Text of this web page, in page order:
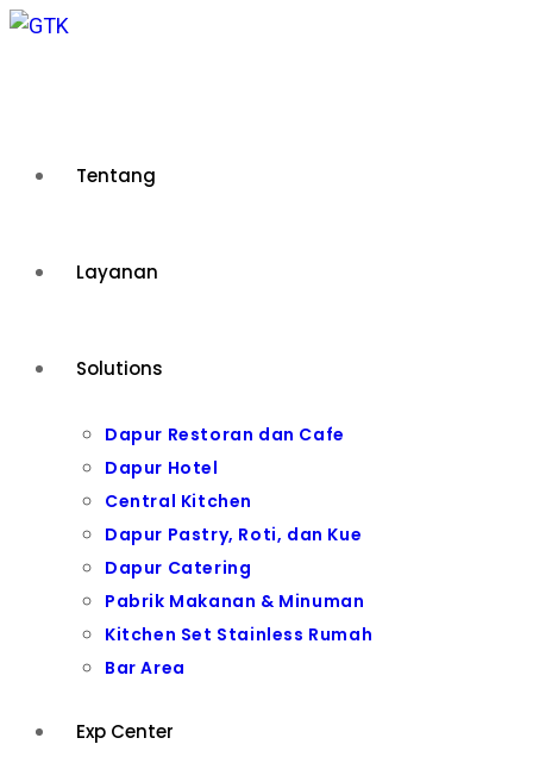
Skip
Tentang
Layanan
Solutions
Dapur Restoran dan Cafe
Dapur Hotel
Central Kitchen
Dapur Pastry, Roti, dan Kue
Dapur Catering
Pabrik Makanan & Minuman
Kitchen Set Stainless Rumah
Bar Area
Exp Center